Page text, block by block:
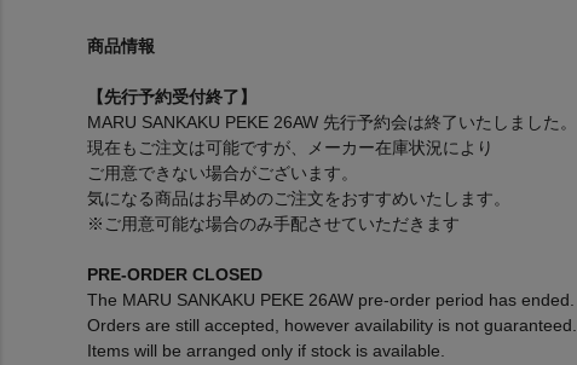
商品情報
【先行予約受付終了】
MARU SANKAKU PEKE 26AW 先行予約会は終了いたしました。
現在もご注文は可能ですが、メーカー在庫状況により
ご用意できない場合がございます。
気になる商品はお早めのご注文をおすすめいたします。
※ご用意可能な場合のみ手配させていただきます
PRE-ORDER CLOSED
The MARU SANKAKU PEKE 26AW pre-order period has ended.
Orders are still accepted, however availability is not guaranteed.
Items will be arranged only if stock is available.